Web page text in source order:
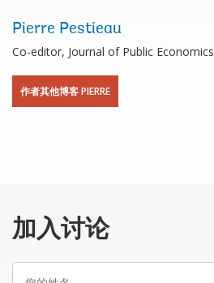
Pierre Pestieau
Co-editor, Journal of Public Economics
作者其他博客 PIERRE
加入讨论
您